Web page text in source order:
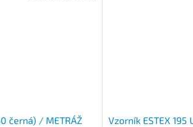
černá) / METRÁŽ
Vzorník ESTEX 195